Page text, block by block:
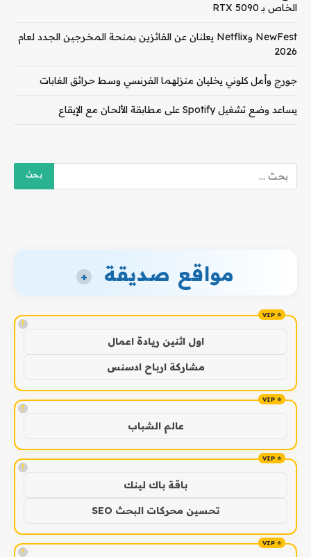
الخاص بـ RTX 5090
NewFest وNetflix يعلنان عن الفائزين بمنحة المخرجين الجدد لعام
2026
جورج وأمل كلوني يخليان منزلهما الفرنسي وسط حرائق الغابات
يساعد وضع تشغيل Spotify على مطابقة الألحان مع الإيقاع
مواقع صديقة +
!
اول اثنين ريادة اعمال
مشاركة ارباح ادسنس
!
عالم الشباب
!
باقة باك لينك
تحسين محركات البحث SEO
!